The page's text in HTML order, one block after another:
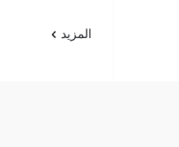
المزيد